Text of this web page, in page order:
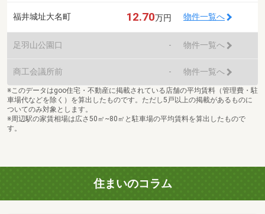
福井城址大名町 12.70万円 物件一覧へ
足羽山公園口 - 物件一覧へ
商工会議所前 - 物件一覧へ
※このデータはgoo住宅・不動産に掲載されている店舗の平均賃料（管理費・駐
車場代などを除く）を算出したものです。ただし5戸以上の掲載があるものに
ついてのみ対象とします。
※周辺駅の家賃相場は広さ50㎡~80㎡と駐車場の平均賃料を算出したもので
す。
住まいのコラム